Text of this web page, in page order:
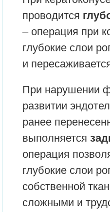
проводится
– операция при
глубокие слои
и
При нарушении
развитии
ранее
выполняется
операция
глубокие слои
собственной
сложными и